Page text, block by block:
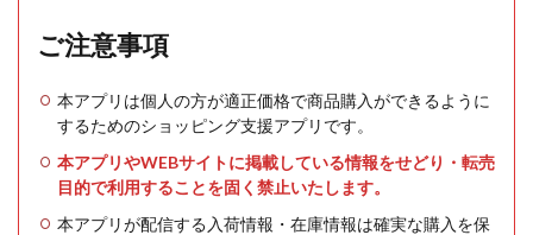
ご注意事項
本アプリは個人の方が適正価格で商品購入ができるように
するためのショッピング支援アプリです。
本アプリやWEBサイトに掲載している情報をせどり・転売
目的で利用することを固く禁止いたします。
本アプリが配信する入荷情報・在庫情報は確実な購入を保